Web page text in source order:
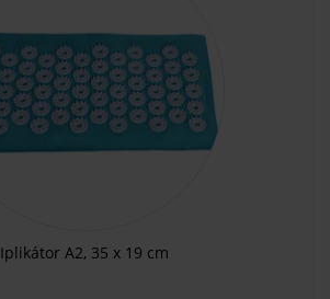
Iplikátor A2, 35 x 19 cm